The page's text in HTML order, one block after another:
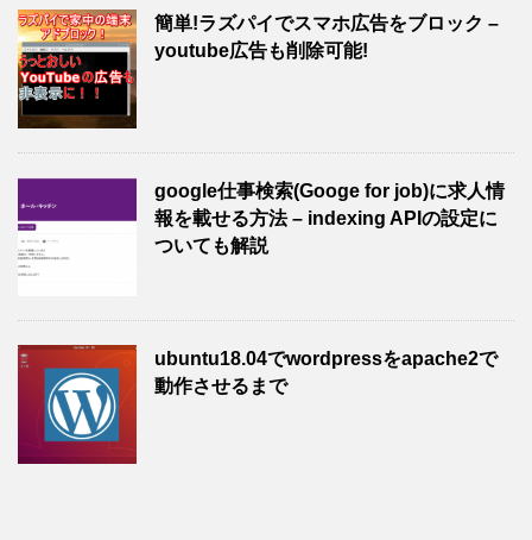
簡単!ラズパイでスマホ広告をブロック –
youtube広告も削除可能!
google仕事検索(Googe for job)に求人情
報を載せる方法 – indexing APIの設定に
ついても解説
ubuntu18.04でwordpressをapache2で
動作させるまで